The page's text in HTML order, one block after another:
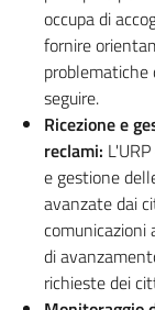
occupa di
fornire
problematiche
seguire.
Ricezione e
reclami:
e gestione
avanzate dai
di
richieste dei